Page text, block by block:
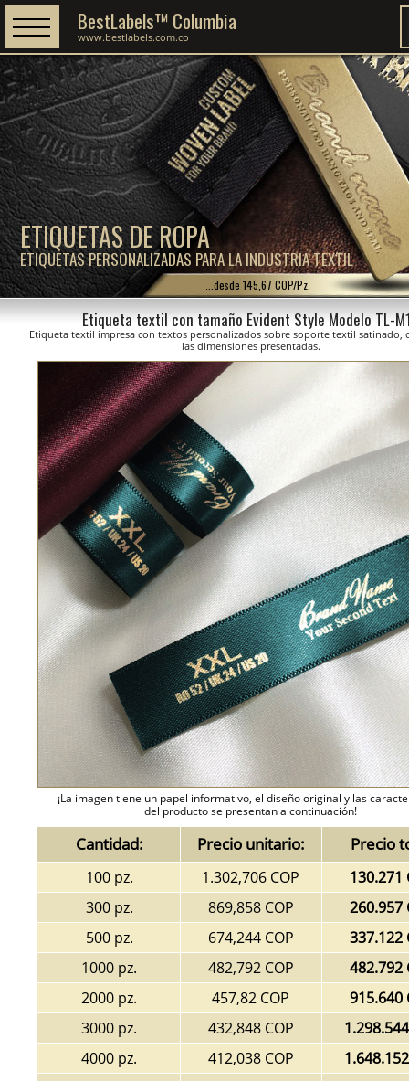
ETIQUETAS DE ROPA
ETIQUETAS PERSONALIZADAS PARA LA INDUSTRIA TEXTIL
BestLabels™ Columbia
www.bestlabels.com.co
...desde 145,67 COP/Pz.
Etiqueta textil con tamaño Evident Style Modelo TL-
Etiqueta textil impresa con textos personalizados sobre soporte textil satinado,
las dimensiones presentadas.
¡La imagen tiene un papel informativo, el diseño original y las
del producto se presentan a continuación!
Cantidad: Precio unitario: Precio
100 pz. 1.302,706 COP
130.271
300 pz.
869,858 COP
260.957
500 pz.
674,244 COP
337.122
1000 pz.
482,792 COP
482.792
2000 pz.
457,82 COP
915.640
3000 pz.
432,848 COP
4000 pz.
412,038 COP